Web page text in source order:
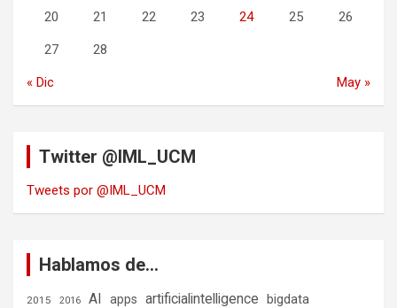
20 21 22 23 24 25 26
27 28
« Dic May »
Twitter @IML_UCM
Tweets por @IML_UCM
Hablamos de…
2015 2016 AI apps artificialintelligence bigdata